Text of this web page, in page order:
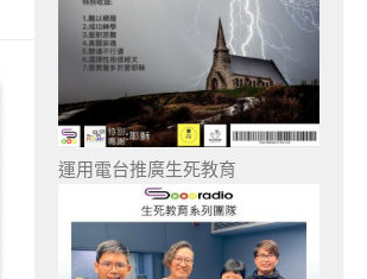
運用電台推廣生死教育